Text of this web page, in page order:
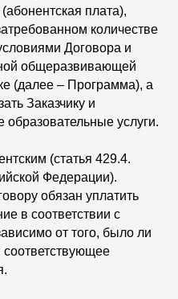
плата),
количестве
Договора и
общеразвивающей
(далее – Программа), а
Заказчику и
услуги.
(статья 429.4.
Федерации).
обязан уплатить
в соответствии с
от того, было ли